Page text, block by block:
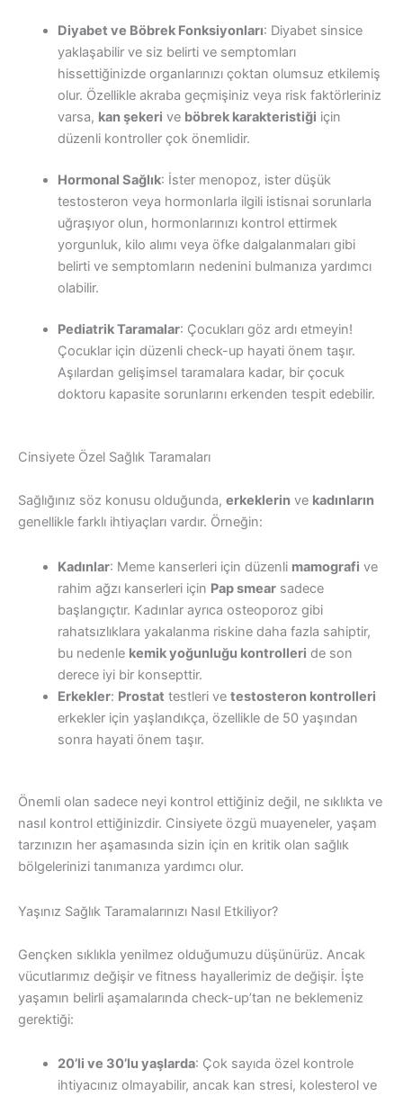
Diyabet ve Böbrek Fonksiyonları: Diyabet sinsice
yaklaşabilir ve siz belirti ve semptomları
hissettiğinizde organlarınızı çoktan olumsuz etkilemiş
olur. Özellikle akraba geçmişiniz veya risk faktörleriniz
varsa, kan şekeri ve böbrek karakteristiği için
düzenli kontroller çok önemlidir.
Hormonal Sağlık: İster menopoz, ister düşük
testosteron veya hormonlarla ilgili istisnai sorunlarla
uğraşıyor olun, hormonlarınızı kontrol ettirmek
yorgunluk, kilo alımı veya öfke dalgalanmaları gibi
belirti ve semptomların nedenini bulmanıza yardımcı
olabilir.
Pediatrik Taramalar: Çocukları göz ardı etmeyin!
Çocuklar için düzenli check-up hayati önem taşır.
Aşılardan gelişimsel taramalara kadar, bir çocuk
doktoru kapasite sorunlarını erkenden tespit edebilir.
Cinsiyete Özel Sağlık Taramaları
Sağlığınız söz konusu olduğunda, erkeklerin ve kadınların
genellikle farklı ihtiyaçları vardır. Örneğin:
Kadınlar: Meme kanserleri için düzenli mamografi ve
rahim ağzı kanserleri için Pap smearsadece
başlangıçtır. Kadınlar ayrıca osteoporoz gibi
rahatsızlıklara yakalanma riskine daha fazla sahiptir,
bu nedenle kemik yoğunluğu kontrolleri de son
derece iyi bir konsepttir.
Erkekler: Prostat testleri ve testosteron kontrolleri
erkekler için yaşlandıkça, özellikle de 50 yaşından
sonra hayati önem taşır.
Önemli olan sadece neyi kontrol ettiğiniz değil, ne sıklıkta ve
nasıl kontrol ettiğinizdir. Cinsiyete özgü muayeneler, yaşam
tarzınızın her aşamasında sizin için en kritik olan sağlık
bölgelerinizi tanımanıza yardımcı olur.
Yaşınız Sağlık Taramalarınızı Nasıl Etkiliyor?
Gençken sıklıkla yenilmez olduğumuzu düşünürüz. Ancak
vücutlarımız değişir ve fitness hayallerimiz de değişir. İşte
yaşamın belirli aşamalarında check-up’tan ne beklemeniz
gerektiği:
20’li ve 30’lu yaşlarda: Çok sayıda özel kontrole
ihtiyacınız olmayabilir, ancak kan stresi, kolesterol ve